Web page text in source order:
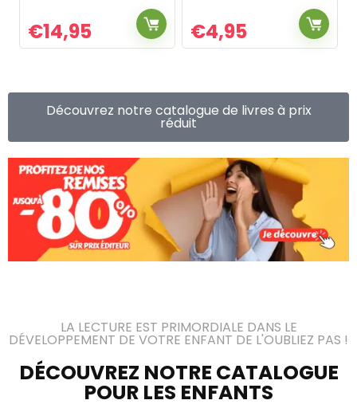
€14,95 €4,95
Découvrez notre catalogue de livres à prix
réduit
LA LECTURE EST PRIMORDIALE DANS LE
DÉVELOPPEMENT DE VOTRE ENFANT DE L'OUBLIEZ PAS !
DÉCOUVREZ NOTRE CATALOGUE
POUR LES ENFANTS